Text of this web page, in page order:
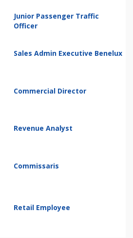
Junior Passenger Traffic
Officer
Sales Admin Executive Benelux
Commercial Director
Revenue Analyst
Commissaris
Retail Employee